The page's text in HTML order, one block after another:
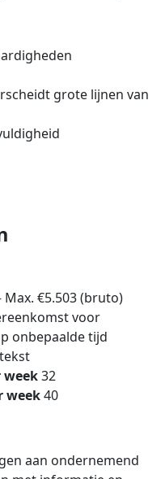
grote lijnen van
Max. €5.503 (bruto)
voor
onbepaalde tijd
32
week40
aan ondernemend